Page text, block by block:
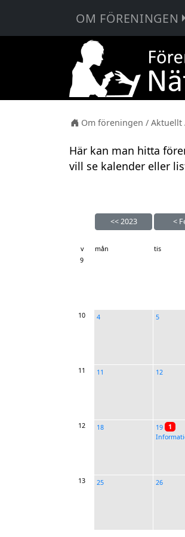
OM FÖRENINGEN
Om föreningen /Aktuellt
Här kan man hitta
vill se kalender eller
<<2023 <
v mån tis
9
10 4 5
11 11 12
12 18
19
1
13 25 26